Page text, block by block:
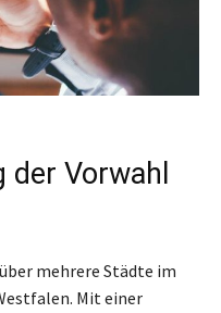
Vorwahl
mehrere Städte im
Mit einer